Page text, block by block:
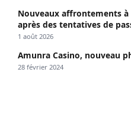
Nouveaux affrontements
après des tentatives de
1 août 2026
Amunra Casino, nouveau
28 février 2024